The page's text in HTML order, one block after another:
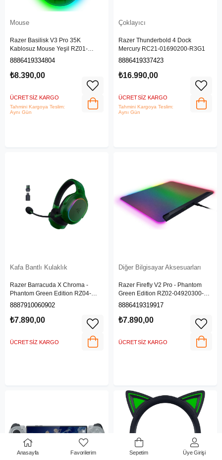
Mouse
Razer Basilisk V3 Pro 35K
Kablosuz Mouse Yeşil RZ01-
05240300-R3G1
8886419334804
₺8.390,00
ÜCRETSIZ KARGO
Tahmini Kargoya Teslim:
Aynı Gün
Çoklayıcı
Razer Thunderbold 4 Dock
Mercury RC21-01690200-R3G1
8886419337423
₺16.990,00
ÜCRETSIZ KARGO
Tahmini Kargoya Teslim:
Aynı Gün
Kafa Bantlı Kulaklık
Razer Barracuda X Chroma -
Phantom Green Edition RZ04-
05220300-R3M1
8887910060902
₺7.890,00
ÜCRETSIZ KARGO
Diğer Bilgisayar Aksesuarları
Razer Firefly V2 Pro - Phantom
Green Edition RZ02-04920300-
R3M1
8886419319917
₺7.890,00
ÜCRETSIZ KARGO
Anasayfa Favorilerim Sepetim Üye Girişi